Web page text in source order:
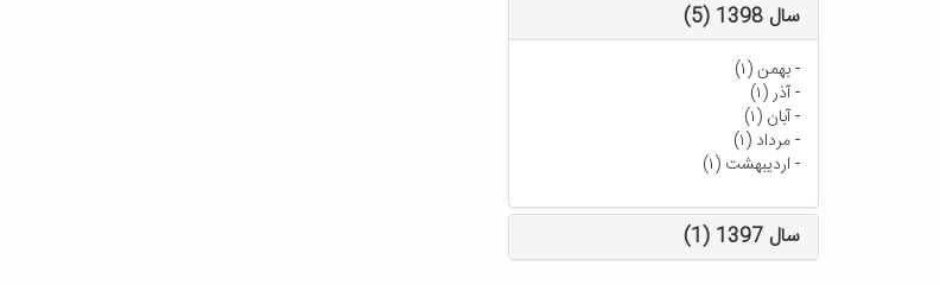
سال 1398 (5)
-بهمن (۱)
-آذر (۱)
-آبان (۱)
-مرداد (۱)
- اردیبهشت (۱)
سال 1397 (1)